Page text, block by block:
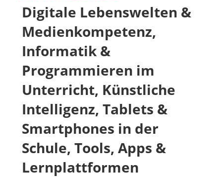
Digitale Lebenswelten &
Medienkompetenz,
Informatik &
Programmieren im
Unterricht, Künstliche
Intelligenz, Tablets &
Smartphones in der
Schule, Tools, Apps &
Lernplattformen